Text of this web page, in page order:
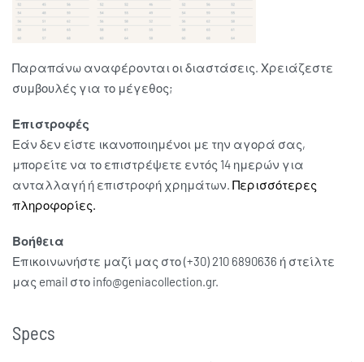
Παραπάνω αναφέρονται οι διαστάσεις. Χρειάζεστε
συμβουλές για το μέγεθος;
Επιστροφές
Εάν δεν είστε ικανοποιημένοι με την αγορά σας,
μπορείτε να το επιστρέψετε εντός 14 ημερών για
ανταλλαγή ή επιστροφή χρημάτων. Περισσότερες
πληροφορίες.
Βοήθεια
Επικοινωνήστε μαζί μας στο (+30) 210 6890636 ή στείλτε
μας email στο info@geniacollection.gr.
Specs